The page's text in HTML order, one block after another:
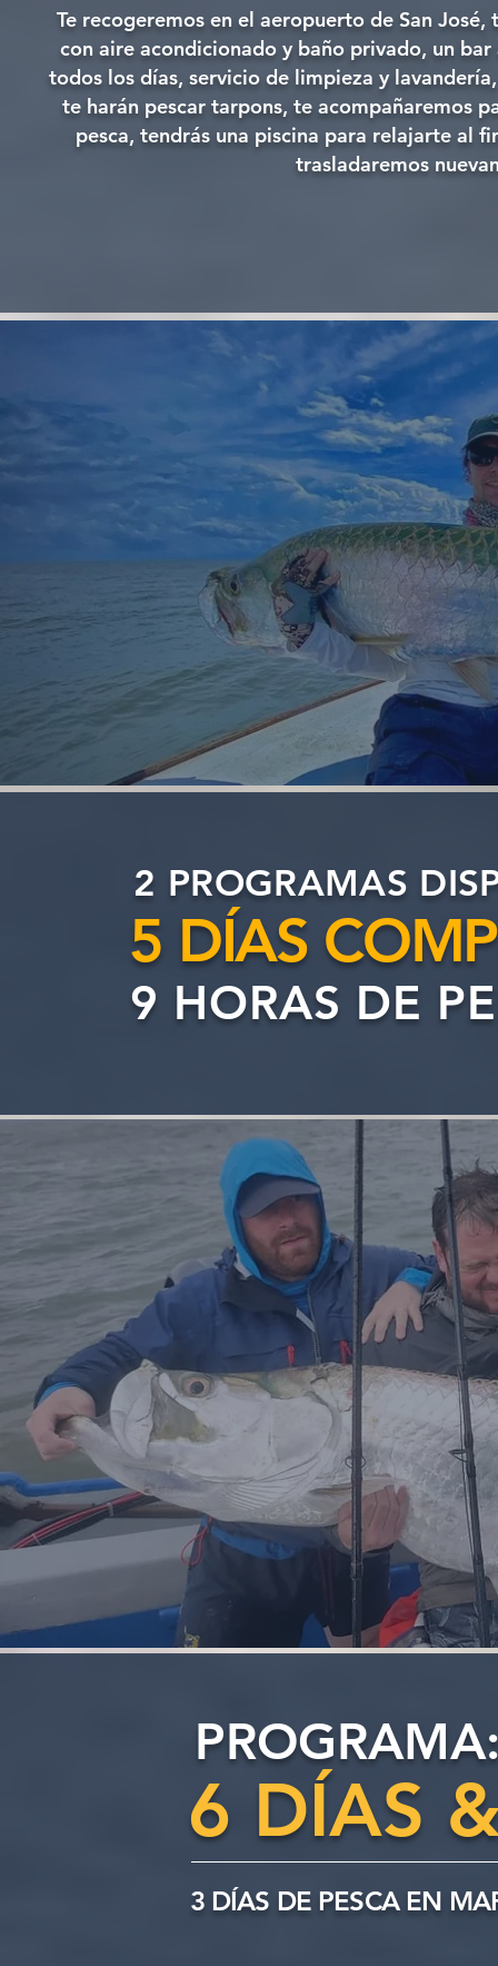
Te recogeremos en el aeropuerto de San
con aire acondicionado y baño privado, un
todos los días, servicio de limpieza y
te harán pescar tarpons, te acompañaremos
pesca, tendrás una piscina para relajarte al
trasladaremos
2 PROGRAMAS
5 DÍAS
9 HORAS DE
6 DÍAS
3 DÍAS DE PESCA EN